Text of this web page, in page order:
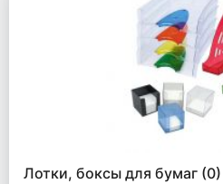
Лотки, боксы для бумаг (0)